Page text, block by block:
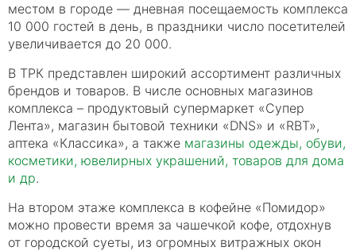
местом в городе — дневная посещаемость комплекса
10 000 гостей в день, в праздники число посетителей
увеличивается до 20 000.
В ТРК представлен широкий ассортимент различных
брендов и товаров. В числе основных магазинов
комплекса – продуктовый супермаркет «Супер
Лента», магазин бытовой техники «DNS» и «RBT»,
аптека «Классика», а также магазины одежды, обуви,
косметики, ювелирных украшений, товаров для дома
и др.
На втором этаже комплекса в кофейне «Помидор»
можно провести время за чашечкой кофе, отдохнув
от городской суеты, из огромных витражных окон